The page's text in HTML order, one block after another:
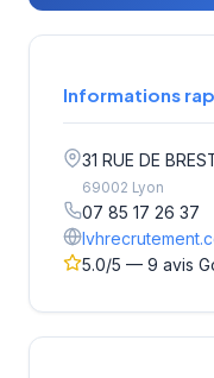
Informations
31 RUE DE
69002 Lyon
07 85 17 26 37
5.0/5 — 9 avis